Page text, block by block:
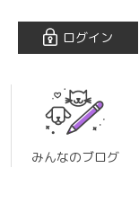
ログイン
みんなのブログ